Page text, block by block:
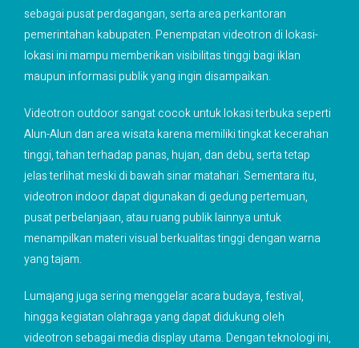
sebagai pusat perdagangan, serta area perkantoran
pemerintahan kabupaten. Penempatan videotron di lokasi-
lokasi ini mampu memberikan visibilitas tinggi bagi iklan
maupun informasi publik yang ingin disampaikan.
Videotron outdoor sangat cocok untuk lokasi terbuka seperti
Alun-Alun dan area wisata karena memiliki tingkat kecerahan
tinggi, tahan terhadap panas, hujan, dan debu, serta tetap
jelas terlihat meski di bawah sinar matahari. Sementara itu,
videotron indoor dapat digunakan di gedung pertemuan,
pusat perbelanjaan, atau ruang publik lainnya untuk
menampilkan materi visual berkualitas tinggi dengan warna
yang tajam.
Lumajang juga sering menggelar acara budaya, festival,
hingga kegiatan olahraga yang dapat didukung oleh
videotron sebagai media display utama. Dengan teknologi ini,